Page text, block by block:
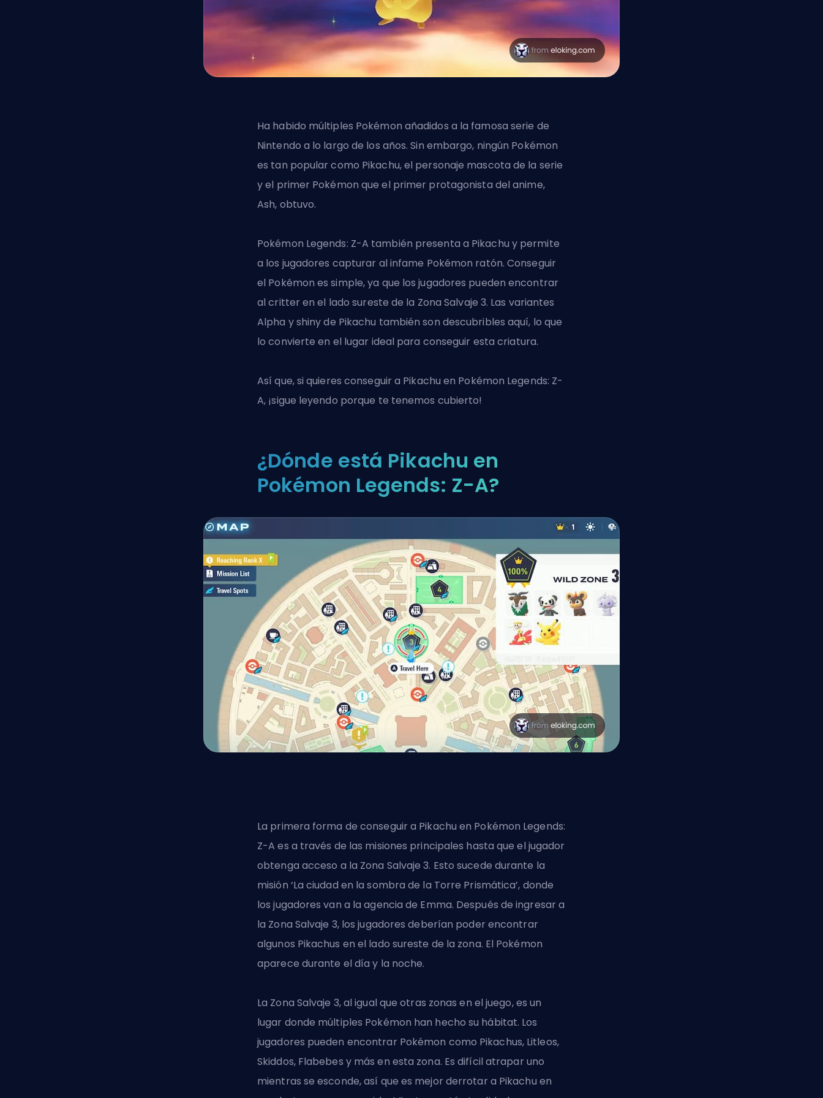
Ha habido múltiples Pokémon añadidos a la famosa serie de
Nintendo a lo largo de los años. Sin embargo, ningún Pokémon
es tan popular como Pikachu, el personaje mascota de la serie
y el primer Pokémon que el primer protagonista del anime,
Ash, obtuvo.
Pokémon Legends: Z-A también presenta a Pikachu y permite
a los jugadores capturar al infame Pokémon ratón. Conseguir
el Pokémon es simple, ya que los jugadores pueden encontrar
al critter en el lado sureste de la Zona Salvaje 3. Las variantes
Alpha y shinyde Pikachu también son descubribles aquí, lo que
lo convierte en el lugar ideal para conseguir esta criatura.
Así que, si quieres conseguir a Pikachu en Pokémon Legends: Z-
A, ¡sigue leyendo porque te tenemos cubierto!
¿Dónde está Pikachu en
Pokémon Legends: Z-A?
La primera forma de conseguir a Pikachu en Pokémon Legends:
Z-A es a través de las misiones principales hasta que el jugador
obtenga acceso a la Zona Salvaje 3. Esto sucede durante la
misión ‘La ciudad en la sombra de la Torre Prismática’, donde
los jugadores van a la agencia de Emma. Después de ingresar a
la Zona Salvaje 3, los jugadores deberían poder encontrar
algunos Pikachus en el lado sureste de la zona. El Pokémon
aparece durante el día y la noche.
La Zona Salvaje 3, al igual que otras zonas en el juego, es un
lugar donde múltiples Pokémon han hecho su hábitat. Los
jugadores pueden encontrar Pokémon como Pikachus, Litleos,
Skiddos, Flabebes y más en esta zona. Es difícil atrapar uno
mientras se esconde, así que es mejor derrotar a Pikachu en